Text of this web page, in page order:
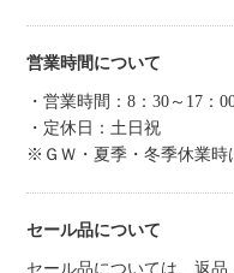
営業時間について
・営業時間：8：30～17：
・定休日：土日祝
※ＧＷ・夏季・冬季休業時
セール品について
セール品については、返品